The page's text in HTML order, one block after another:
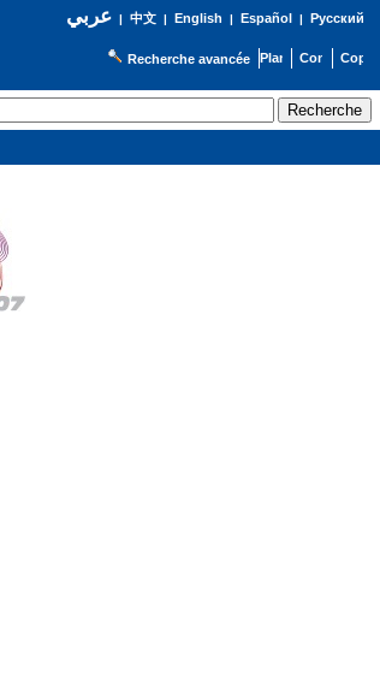
عربي| 中文| English | Español | Русский
Recherche avancée